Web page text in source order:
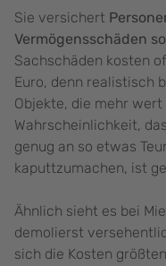
Sie versichert
Vermögensschäden
Sachschäden kosten
Euro, denn realistisch
Objekte, die mehr wert
Wahrscheinlichkeit,
genug an so etwas
kaputtzumachen, ist
Ähnlich sieht es bei
demolierst
sich die Kosten